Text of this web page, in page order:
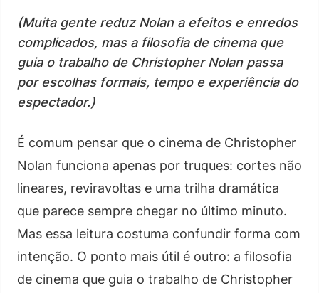
(Muita gente reduz Nolan a efeitos e enredos
complicados, mas a filosofia de cinema que
guia o trabalho de Christopher Nolan passa
por escolhas formais, tempo e experiência do
espectador.)
É comum pensar que o cinema de Christopher
Nolan funciona apenas por truques: cortes não
lineares, reviravoltas e uma trilha dramática
que parece sempre chegar no último minuto.
Mas essa leitura costuma confundir forma com
intenção. O ponto mais útil é outro: a filosofia
de cinema que guia o trabalho de Christopher